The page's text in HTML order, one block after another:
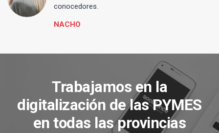
conocedores.
NACHO
Trabajamos en la
digitalización de las PYMES
en todas las provincias